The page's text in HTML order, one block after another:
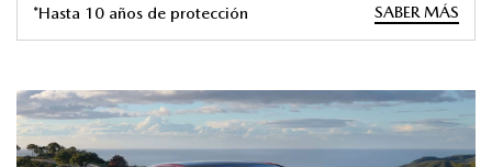
*Hasta 10 años de protección SABER MÁS